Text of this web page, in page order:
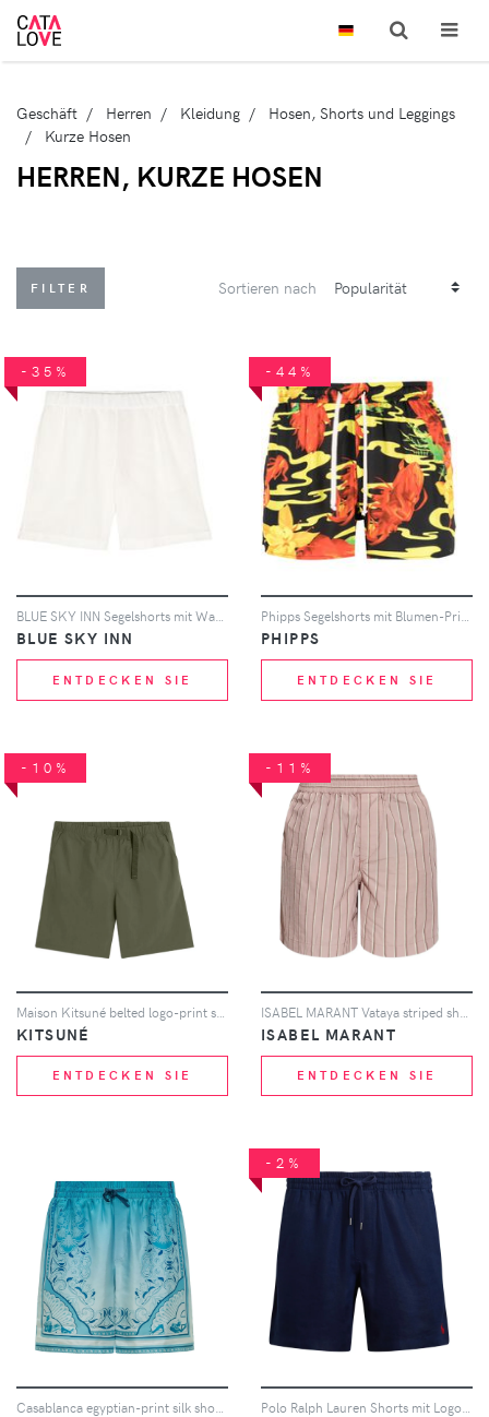
Geschäft Herren Kleidung
Hosen, Shorts und Leggings
Kurze Hosen
HERREN, KURZE HOSEN
FILTER Sortieren nach
-35%
BLUE SKY INN Segelshorts mit Waffelmuster - Weiß
BLUE SKY INN
ENTDECKEN SIE
-44%
Phipps Segelshorts mit Blumen-Print - Schwarz
PHIPPS
ENTDECKEN SIE
-10%
KITSUNÉ
ENTDECKEN SIE
-11%
ISABEL MARANT
ENTDECKEN SIE
-2%